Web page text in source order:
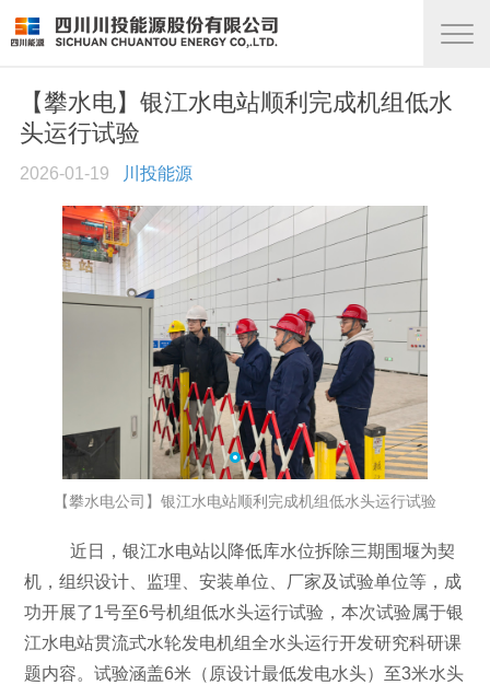
【攀水电】银江水电站顺利完成机组低水
头运行试验
2026-01-19 川投能源
【攀水电公司】银江水电站顺利完成机组低水头运行试验
近日，银江水电站以降低库水位拆除三期围堰为契
机，组织设计、监理、安装单位、厂家及试验单位等，成
功开展了1号至6号机组低水头运行试验，本次试验属于银
江水电站贯流式水轮发电机组全水头运行开发研究科研课
题内容。试验涵盖6米（原设计最低发电水头）至3米水头